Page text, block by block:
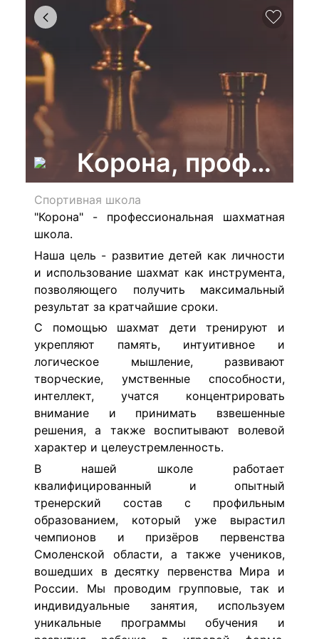
Корона,
Спортивная школа
"Корона" - профессиональная шахматная
школа.
Наша цель - развитие детей как личности
и использование шахмат как инструмента,
позволяющего получить максимальный
результат за кратчайшие сроки.
С помощью шахмат дети тренируют и
укрепляют память, интуитивное и
логическое мышление, развивают
творческие, умственные способности,
интеллект, учатся концентрировать
внимание и принимать взвешенные
решения, а также воспитывают волевой
характер и целеустремленность.
В нашей школе работает
квалифицированный и опытный
тренерский состав с профильным
образованием, который уже вырастил
чемпионов и призёров первенства
Смоленской области, а также учеников,
вошедших в десятку первенства Мира и
России. Мы проводим групповые, так и
индивидуальные занятия, используем
уникальные программы обучения и